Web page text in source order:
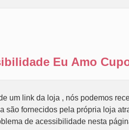
Eu Amo
um link da loja , nós podemos
são fornecidos pela própria loja
de acessibilidade nesta